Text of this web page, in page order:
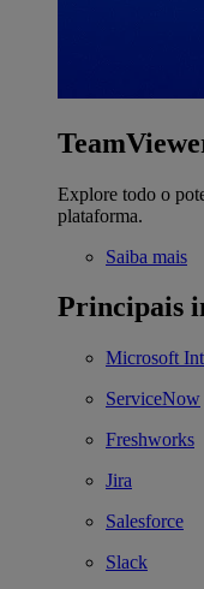
Explore todo o
plataforma.
Saiba mais
Principais
Microsoft
ServiceNow
Freshworks
Jira
Salesforce
Slack